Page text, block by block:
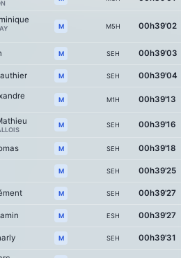
M M5H 00h39'02
M SEH 00h39'03
M SEH 00h39'04
M M1H 00h39'13
M SEH 00h39'16
M SEH 00h39'18
M SEH 00h39'25
M SEH 00h39'27
M ESH 00h39'27
M SEH 00h39'31